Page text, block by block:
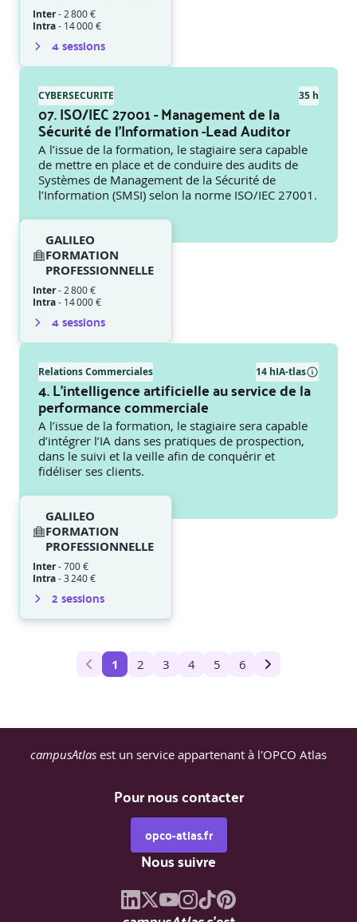
Inter- 2 800 €
Intra- 14 000 €
4sessions
CYBERSECURITE 35 h
07. ISO/IEC 27001 - Management de la
Sécurité de l'Information -Lead Auditor
A l’issue de la formation, le stagiaire sera capable
de mettre en place et de conduire des audits de
Systèmes de Management de la Sécurité de
l’Information (SMSI) selon la norme ISO/IEC 27001.
GALILEO
FORMATION
PROFESSIONNELLE
Inter- 2 800 €
Intra- 14 000 €
4sessions
Relations Commerciales 14 hIA-tlas
4. L’intelligence artificielle au service de la
performance commerciale
A l’issue de la formation, le stagiaire sera capable
d’intégrer l’IA dans ses pratiques de prospection,
dans le suivi et la veille afin de conquérir et
fidéliser ses clients.
GALILEO
FORMATION
PROFESSIONNELLE
Inter-700 €
Intra-3 240 €
2sessions
1 2 3 4 5 6
campusAtlas est un service appartenant à l'OPCO Atlas
Pour nous contacter
opco-atlas.fr
Nous suivre